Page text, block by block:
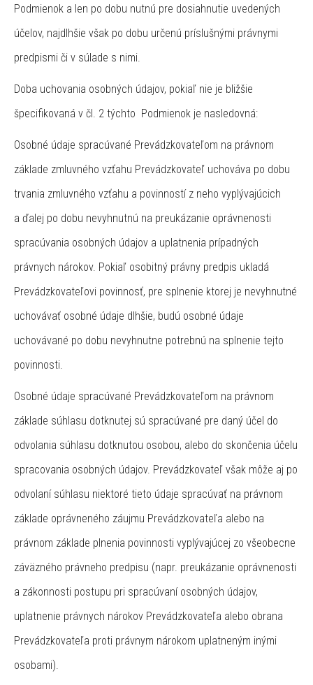
Podmienok a len po dobu nutnú pre dosiahnutie uvedených
účelov, najdlhšie však po dobu určenú príslušnými právnymi
predpismi či v súlade s nimi.
Doba uchovania osobných údajov, pokiaľ nie je bližšie
špecifikovaná v čl. 2 týchto Podmienok je nasledovná:
Osobné údaje spracúvané Prevádzkovateľom na právnom
základe zmluvného vzťahu Prevádzkovateľ uchováva po dobu
trvania zmluvného vzťahu a povinností z neho vyplývajúcich
a ďalej po dobu nevyhnutnú na preukázanie oprávnenosti
spracúvania osobných údajov a uplatnenia prípadných
právnych nárokov. Pokiaľ osobitný právny predpis ukladá
Prevádzkovateľovi povinnosť, pre splnenie ktorej je nevyhnutné
uchovávať osobné údaje dlhšie, budú osobné údaje
uchovávané po dobu nevyhnutne potrebnú na splnenie tejto
povinnosti.
Osobné údaje spracúvané Prevádzkovateľom na právnom
základe súhlasu dotknutej sú spracúvané pre daný účel do
odvolania súhlasu dotknutou osobou, alebo do skončenia účelu
spracovania osobných údajov. Prevádzkovateľ však môže aj po
odvolaní súhlasu niektoré tieto údaje spracúvať na právnom
základe oprávneného záujmu Prevádzkovateľa alebo na
právnom základe plnenia povinnosti vyplývajúcej zo všeobecne
záväzného právneho predpisu (napr. preukázanie oprávnenosti
a zákonnosti postupu pri spracúvaní osobných údajov,
uplatnenie právnych nárokov Prevádzkovateľa alebo obrana
Prevádzkovateľa proti právnym nárokom uplatneným inými
osobami).